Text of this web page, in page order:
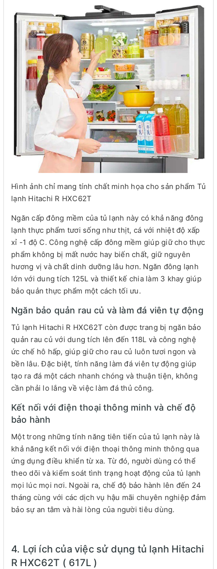
Hình ảnh chỉ mang tính chất minh họa cho sản phẩm Tủ
lạnh Hitachi R HXC62T
Ngăn cấp đông mềm của tủ lạnh này có khả năng đông
lạnh thực phẩm tươi sống như thịt, cá với nhiệt độ xấp
xỉ -1 độ C. Công nghệ cấp đông mềm giúp giữ cho thực
phẩm không bị mất nước hay biến chất, giữ nguyên
hương vị và chất dinh dưỡng lâu hơn. Ngăn đông lạnh
lớn với dung tích 125L và thiết kế chia làm 3 khay giúp
bảo quản thực phẩm một cách tối ưu.
Ngăn bảo quản rau củ và làm đá viên tự động
Tủ lạnh Hitachi R HXC62T còn được trang bị ngăn bảo
quản rau củ với dung tích lên đến 118L và công nghệ
ức chế hô hấp, giúp giữ cho rau củ luôn tươi ngon và
bền lâu. Đặc biệt, tính năng làm đá viên tự động giúp
tạo ra đá một cách nhanh chóng và thuận tiện, không
cần phải lo lắng về việc làm đá thủ công.
Kết nối với điện thoại thông minh và chế độ
bảo hành
Một trong những tính năng tiên tiến của tủ lạnh này là
khả năng kết nối với điện thoại thông minh thông qua
ứng dụng điều khiển từ xa. Từ đó, người dùng có thể
theo dõi và kiểm soát tình trạng hoạt động của tủ lạnh
mọi lúc mọi nơi. Ngoài ra, chế độ bảo hành lên đến 24
tháng cùng với các dịch vụ hậu mãi chuyên nghiệp đảm
bảo sự an tâm và hài lòng của người tiêu dùng.
4. Lợi ích của việc sử dụng tủ lạnh Hitachi
R HXC62T ( 617L )